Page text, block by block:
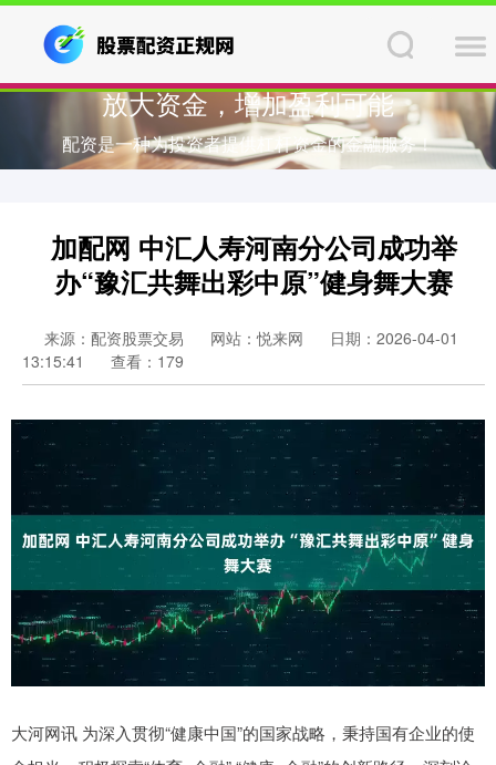
放大资金，增加盈利可能
配资是一种为投资者提供杠杆资金的金融服务！
加配网 中汇人寿河南分公司成功举
办“豫汇共舞出彩中原”健身舞大赛
来源：配资股票交易 网站：悦来网
日期：2026-04-01
13:15:41
查看：179
大河网讯 为深入贯彻“健康中国”的国家战略，秉持国有企业的使